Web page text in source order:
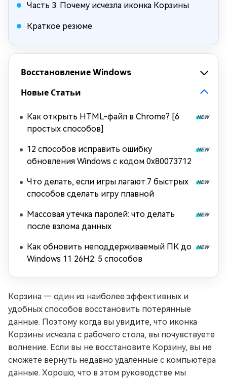
Часть 3. Почему исчезла иконка Корзины
Краткое резюме
Восстановление Windows
Новые Статьи
Как открыть HTML-файл в Chrome? [6
простых способов]
12 способов исправить ошибку
обновления Windows с кодом 0x80073712
Что делать, если игры лагают:7 быстрых
способов сделать игру плавной
Массовая утечка паролей: что делать
после взлома данных
Как обновить неподдерживаемый ПК до
Windows 11 26H2: 5 способов
Корзина — один из наиболее эффективных и
удобных способов восстановить потерянные
данные. Поэтому когда вы увидите, что иконка
Корзины исчезла с рабочего стола, вы почувствуете
волнение. Если вы не восстановите Корзину, вы не
сможете вернуть недавно удаленные с компьютера
данные. Хорошо, что в этом руководстве мы